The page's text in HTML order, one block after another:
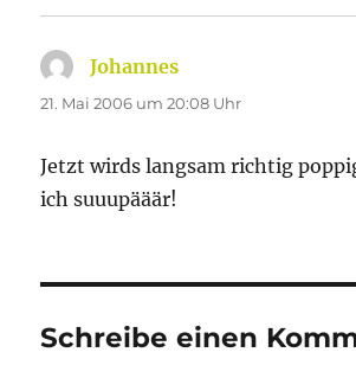
Johannes
21. Mai 2006 um 20:08 Uhr
Jetzt wirds langsam richtig
ich suuupääär!
Schreibe einen